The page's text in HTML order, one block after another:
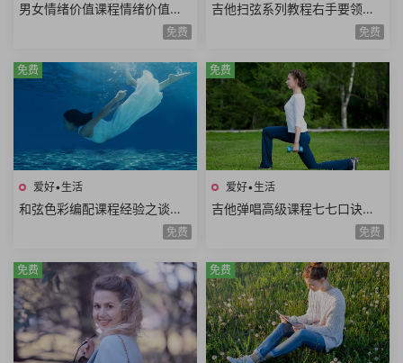
男女情绪价值课程情绪价值需
求情绪价值类型情绪价值实例
免费
吉他扫弦系列教程右手要领变
速练习右手切音左手切音组合
免费
爱好•生活
和弦色彩编配课程经验之谈伴
奏方法高级和弦编曲解析扒谱
免费
免费
爱好•生活
吉他弹唱高级课程七七口诀音
程推算简谱视唱和弦构成音阶
免费
免费
免费 免费